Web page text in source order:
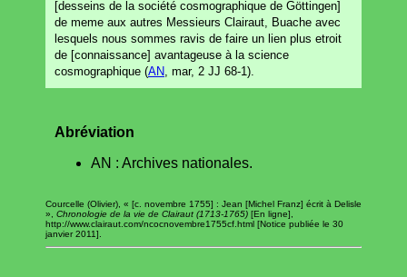
[desseins de la société cosmographique de Göttingen]
de meme aux autres Messieurs Clairaut, Buache avec
lesquels nous sommes ravis de faire un lien plus etroit
de [connaissance] avantageuse à la science
cosmographique (AN , mar, 2 JJ 68-1).
Abréviation
AN : Archives nationales.
Courcelle (Olivier), « [c. novembre 1755] : Jean [Michel Franz] écrit à Delisle
», Chronologie de la vie de Clairaut (1713-1765) [En ligne],
http://www.clairaut.com/ncocnovembre1755cf.html [Notice publiée le 30
janvier 2011].